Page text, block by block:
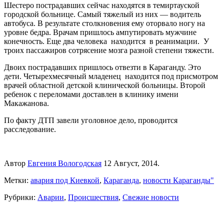
Шестеро пострадавших сейчас находятся в темиртауской
городской больнице. Самый тяжелый из них — водитель
автобуса. В результате столкновения ему оторвало ногу на
уровне бедра. Врачам пришлось ампутировать мужчине
конечность. Еще два человека находится в реанимации. У
троих пассажиров сотрясение мозга разной степени тяжести.
Двоих пострадавших пришлось отвезти в Караганду. Это
дети. Четырехмесячный младенец находится под присмотром
врачей областной детской клинической больницы. Второй
ребенок с переломами доставлен в клинику имени
Макажанова.
По факту ДТП завели уголовное дело, проводится
расследование.
Автор Евгения Вологодская 12 Август, 2014.
Метки: авария под Киевкой, Караганда, новости Караганды"
Рубрики: Аварии, Происшествия, Свежие новости